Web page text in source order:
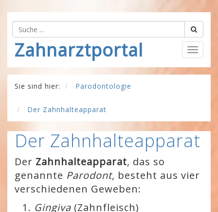
Zahnarztportal
Sie sind hier: Parodontologie
Der Zahnhalteapparat
Der Zahnhalteapparat
Der Zahnhalteapparat, das so
genannte Parodont, besteht aus vier
verschiedenen Geweben:
Gingiva (Zahnfleisch)